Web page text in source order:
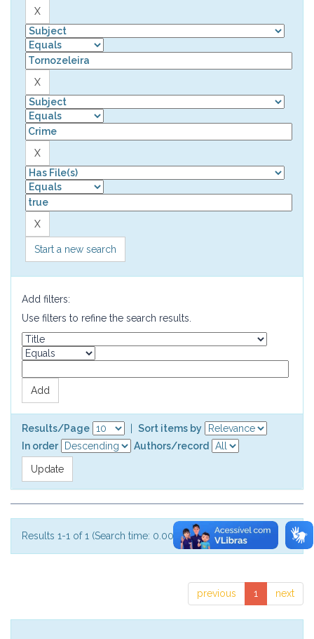
Start a new search
Add filters:
Use filters to refine the search results.
Results/Page
Sort items by
In order
Authors/record
Results 1-1 of 1 (Search time: 0.001 seconds).
previous 1 next